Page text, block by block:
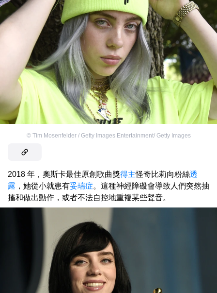
© Tim Mosenfelder / Getty Images Entertainment/ Getty Images
2018 年，奧斯卡最佳原創歌曲獎得主怪奇比莉向粉絲透
露 ，她從小就患有妥瑞症。這種神經障礙會導致人們突然抽
搐和做出動作，或者不法自控地重複某些聲音。